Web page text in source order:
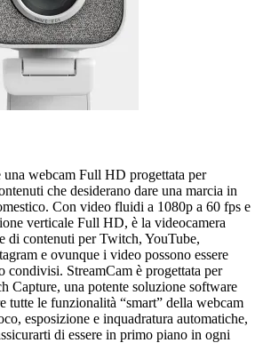
una webcam Full HD progettata per
che desiderano dare una marcia in
Con video fluidi a 1080p a 60 fps e
verticale Full HD, è la videocamera
di contenuti per Twitch, YouTube,
e ovunque i video possono essere
condivisi. StreamCam è progettata per
Capture, una potente soluzione software
tutte le funzionalità “smart” della webcam
esposizione e inquadratura automatiche,
di essere in primo piano in ogni